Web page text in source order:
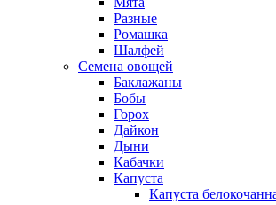
Разные
Ромашка
Шалфей
Семена овощей
Баклажаны
Бобы
Горох
Дайкон
Дыни
Кабачки
Капуста
Капуста